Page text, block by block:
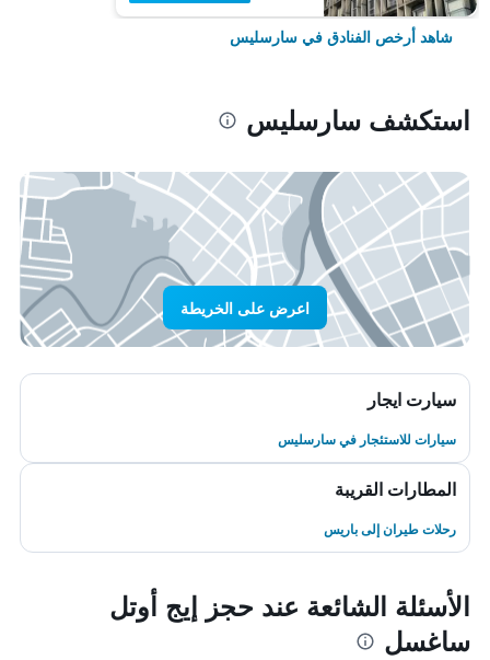
شاهد أرخص الفنادق في سارسليس
استكشف سارسليس
اعرض على الخريطة
سيارت ايجار
سيارات للاستئجار في سارسليس
المطارات القريبة
رحلات طيران إلى باريس
الأسئلة الشائعة عند حجز إيج أوتل
ساغسل